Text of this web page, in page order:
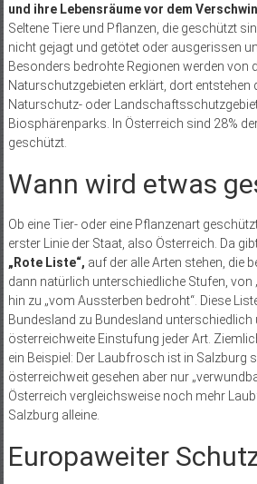
und ihre Lebensräume vor dem
Seltene Tiere und Pflanzen, die geschützt
nicht gejagt und getötet oder ausgerissen
Besonders bedrohte Regionen werden von
Naturschutzgebieten erklärt, dort entstehen
Naturschutz- oder
Biosphärenparks. In Österreich sind 28%
geschützt.
Wann wird etwas
Ob eine Tier- oder eine Pflanzenart
erster Linie der Staat, also Österreich. Da
„Rote Liste“, auf der alle Arten stehen, die
dann natürlich unterschiedliche Stufen, von
hin zu „vom Aussterben bedroht“. Diese
Bundesland zu Bundesland unterschiedlich
österreichweite Einstufung jeder Art.
ein Beispiel: Der Laubfrosch ist in Salzburg
österreichweit gesehen aber nur
Österreich vergleichsweise noch mehr
Salzburg alleine.
Europaweiter